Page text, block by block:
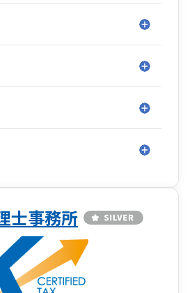
ております。
、リモートでのサポートも積
すのでご安心ください。
士事務所